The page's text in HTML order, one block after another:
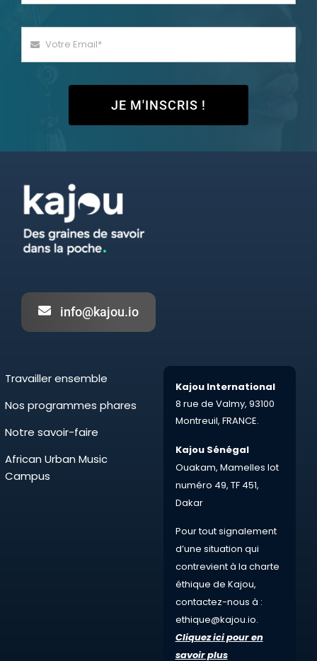
JE M'INSCRIS !
info@kajou.io
Travailler ensemble
Nos programmes phares
Notre savoir-faire
African Urban Music
Campus
Kajou International
8 rue de Valmy, 93100
Montreuil, FRANCE.
Kajou Sénégal
Ouakam, Mamelles lot
numéro 49, TF 451,
Dakar
Pour toutsignalement
d’une situation qui
contrevient à la charte
éthique de Kajou,
contactez-nous à :
ethique@kajou.io.
Cliquez ici pour en
savoir plus